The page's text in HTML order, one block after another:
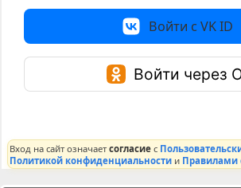
Войти с VK ID
Войти через
Вход на сайт означаетсогласие с
Политикой конфиденциальности и Правилами